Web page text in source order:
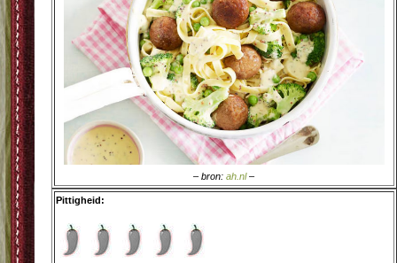
– bron:ah.nl–
Pittigheid: